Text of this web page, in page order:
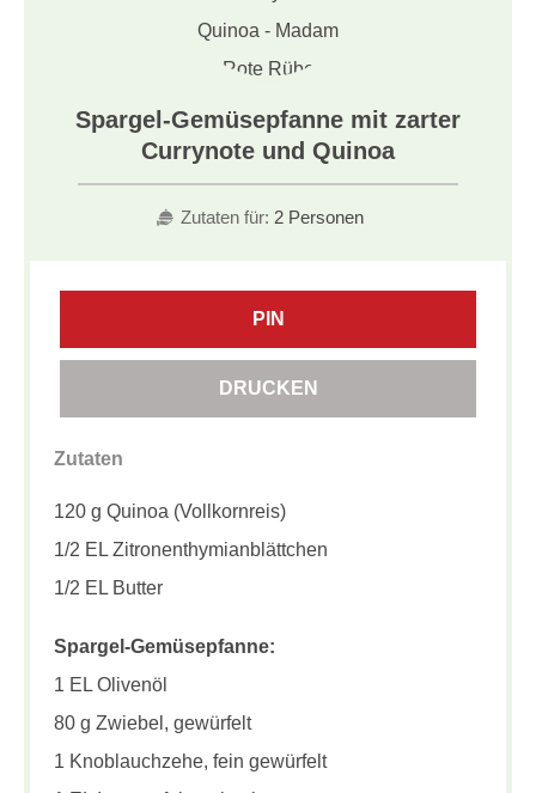
Spargel-Gemüsepfanne mit zarter
Currynote und Quinoa
Zutaten für: 2 Personen
PIN
DRUCKEN
Zutaten
120 g Quinoa (Vollkornreis)
1/2 EL Zitronenthymianblättchen
1/2 EL Butter
Spargel-Gemüsepfanne:
1 EL Olivenöl
80 g Zwiebel, gewürfelt
1 Knoblauchzehe, fein gewürfelt